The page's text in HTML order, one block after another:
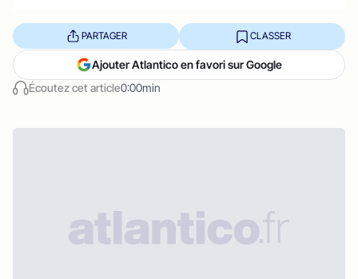
Écoutez cet article0:00min
PARTAGER CLASSER
Ajouter Atlantico en favori sur Google